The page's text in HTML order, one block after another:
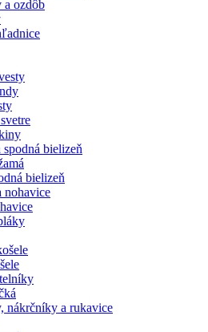
a ozdôb
spodná bielizeň
bielizeň
nohavice
nákrčníky a rukavice